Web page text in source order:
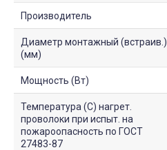
Производитель
Диаметр монтажный (встраив.)
(мм)
Мощность (Вт)
Температура (С) нагрет.
проволоки при испыт. на
пожароопасность по ГОСТ
27483-87